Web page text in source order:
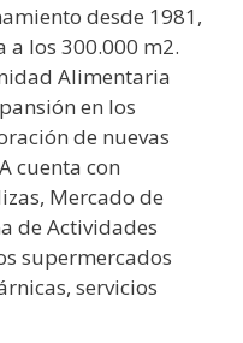
desde 1981,
a los 300.000 m2.
Alimentaria
en los
de nuevas
cuenta con
Mercado de
de Actividades
supermercados
servicios